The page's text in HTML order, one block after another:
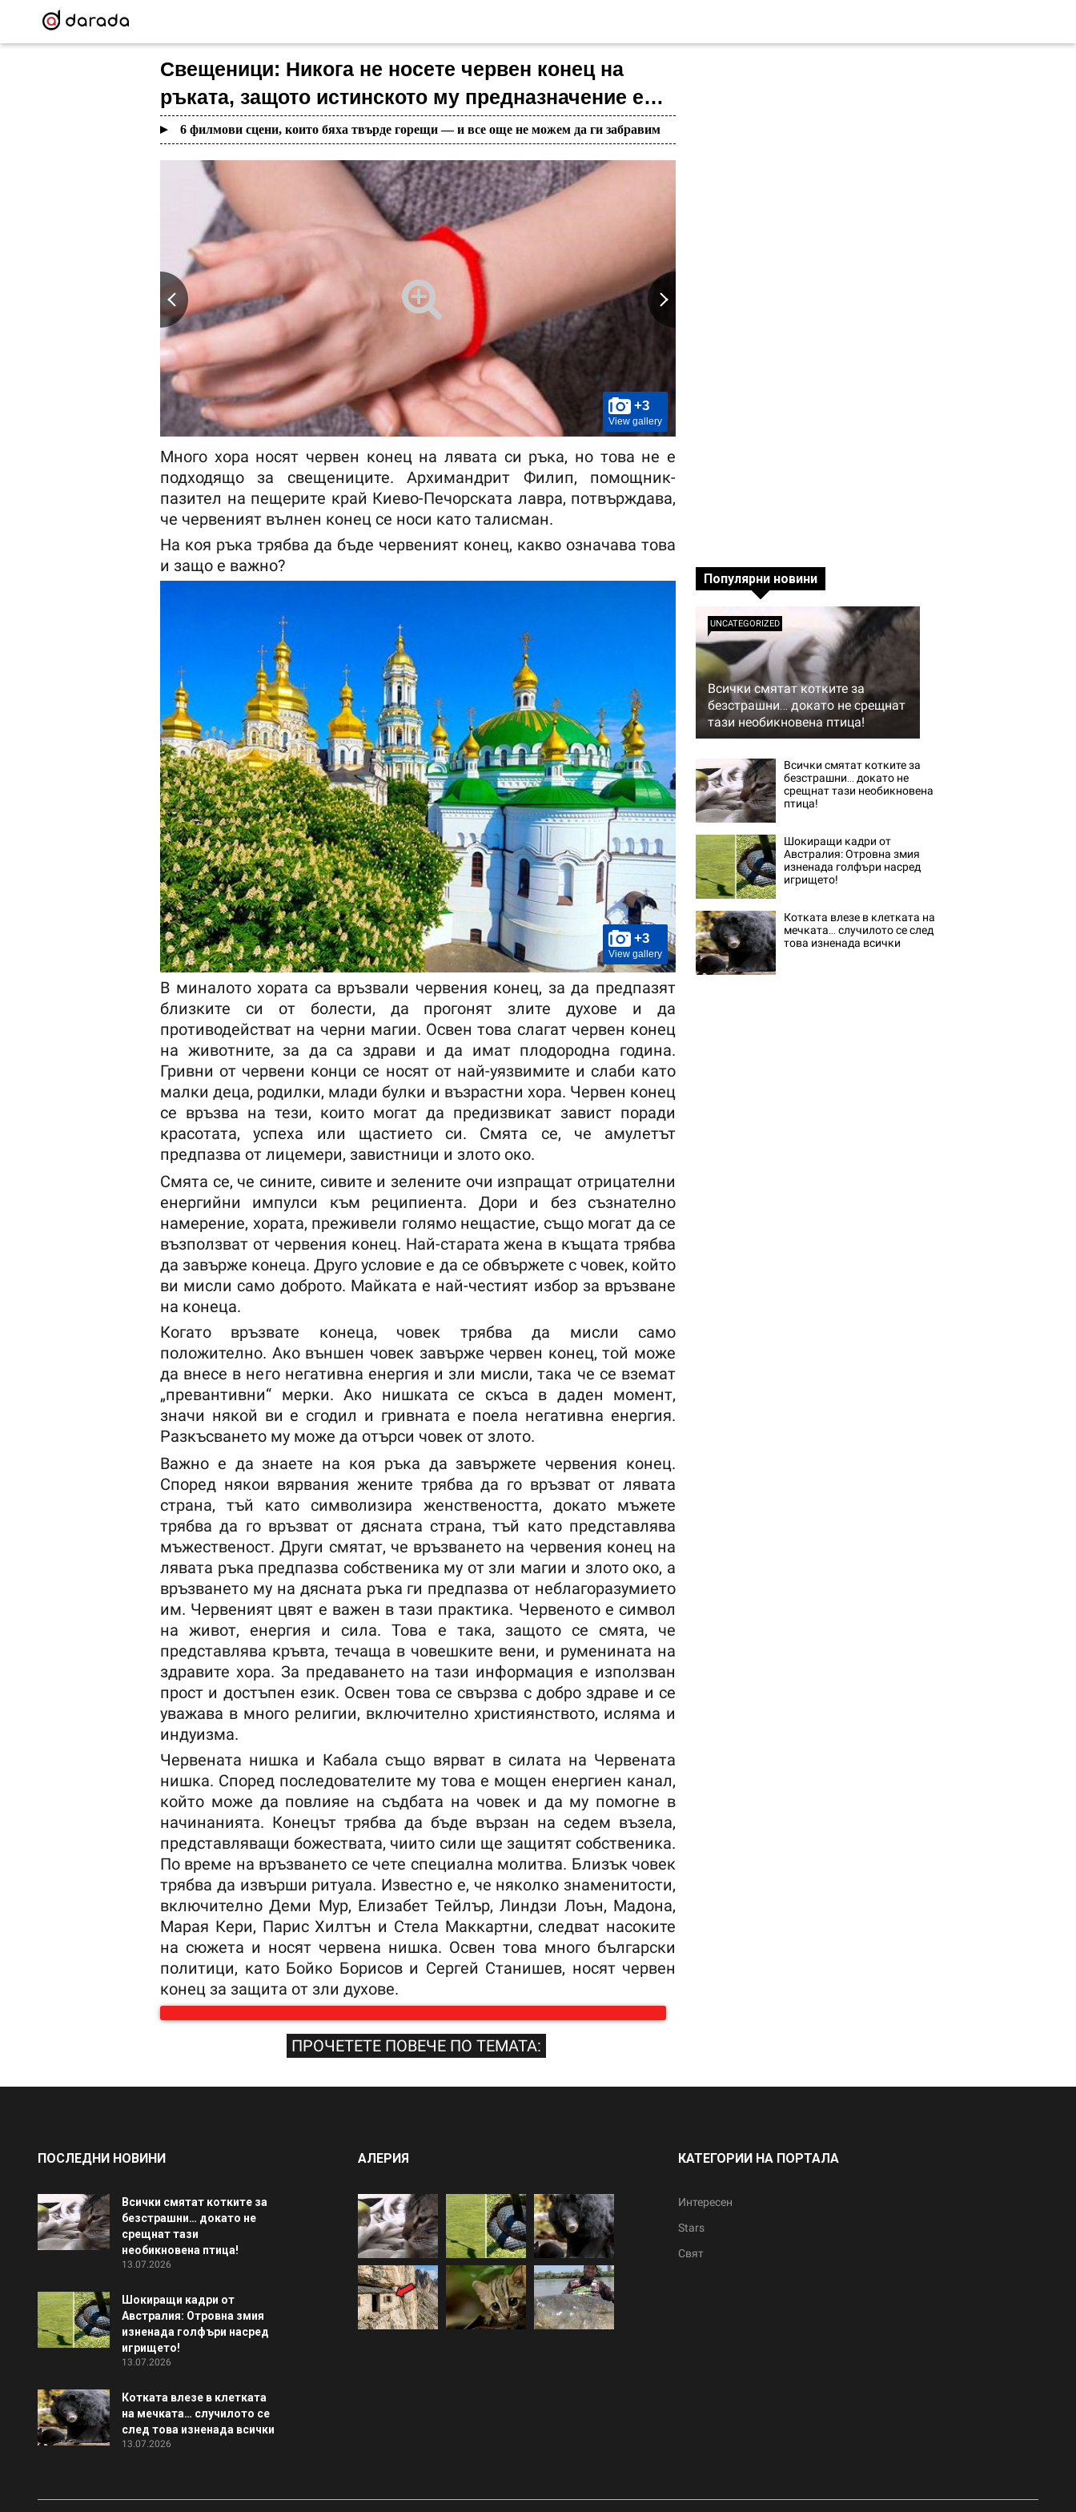
Свещеници: Никога не носете червен конец на
ръката, защото истинското му предназначение е…
6 филмови сцени, които бяха твърде горещи — и все още не можем да ги забравим
+3
View gallery
Много хора носят червен конец на лявата си ръка, но това не е
подходящо за свещениците. Архимандрит Филип, помощник-
пазител на пещерите край Киево-Печорската лавра, потвърждава,
че червеният вълнен конец се носи като талисман.
На коя ръка трябва да бъде червеният конец, какво означава това
и защо е важно?
+3
View gallery
В миналото хората са връзвали червения конец, за да предпазят
близките си от болести, да прогонят злите духове и да
противодействат на черни магии. Освен това слагат червен конец
на животните, за да са здрави и да имат плодородна година.
Гривни от червени конци се носят от най-уязвимите и слаби като
малки деца, родилки, млади булки и възрастни хора. Червен конец
се връзва на тези, които могат да предизвикат завист поради
красотата, успеха или щастието си. Смята се, че амулетът
предпазва от лицемери, завистници и злото око.
Смята се, че сините, сивите и зелените очи изпращат отрицателни
енергийни импулси към реципиента. Дори и без съзнателно
намерение, хората, преживели голямо нещастие, също могат да се
възползват от червения конец. Най-старата жена в къщата трябва
да завърже конеца. Друго условие е да се обвържете с човек, който
ви мисли само доброто. Майката е най-честият избор за връзване
на конеца.
Когато връзвате конеца, човек трябва да мисли само
положително. Ако външен човек завърже червен конец, той може
да внесе в него негативна енергия и зли мисли, така че се вземат
„превантивни“ мерки. Ако нишката се скъса в даден момент,
значи някой ви е сгодил и гривната е поела негативна енергия.
Разкъсването му може да отърси човек от злото.
Важно е да знаете на коя ръка да завържете червения конец.
Според някои вярвания жените трябва да го връзват от лявата
страна, тъй като символизира женствеността, докато мъжете
трябва да го връзват от дясната страна, тъй като представлява
мъжественост. Други смятат, че връзването на червения конец на
лявата ръка предпазва собственика му от зли магии и злото око, а
връзването му на дясната ръка ги предпазва от неблагоразумието
им. Червеният цвят е важен в тази практика. Червеното е символ
на живот, енергия и сила. Това е така, защото се смята, че
представлява кръвта, течаща в човешките вени, и руменината на
здравите хора. За предаването на тази информация е използван
прост и достъпен език. Освен това се свързва с добро здраве и се
уважава в много религии, включително християнството, исляма и
индуизма.
Червената нишка и Кабала също вярват в силата на Червената
нишка. Според последователите му това е мощен енергиен канал,
който може да повлияе на съдбата на човек и да му помогне в
начинанията. Конецът трябва да бъде вързан на седем възела,
представляващи божествата, чиито сили ще защитят собственика.
По време на връзването се чете специална молитва. Близък човек
трябва да извърши ритуала. Известно е, че няколко знаменитости,
включително Деми Мур, Елизабет Тейлър, Линдзи Лоън, Мадона,
Марая Кери, Парис Хилтън и Стела Маккартни, следват насоките
на сюжета и носят червена нишка. Освен това много български
политици, като Бойко Борисов и Сергей Станишев, носят червен
конец за защита от зли духове.
ПРОЧЕТЕТЕ ПОВЕЧЕ ПО ТЕМАТА:
Популярни новини
Всички смятат котките за
безстрашни… докато не срещнат
тази необикновена птица!
UNCATEGORIZED
Всички смятат котките за
безстрашни… докато не
срещнат тази необикновена
птица!
Шокиращи кадри от
Австралия: Отровна змия
изненада голфъри насред
игрището!
Котката влезе в клетката на
мечката… случилото се след
това изненада всички
ПОСЛЕДНИ НОВИНИ
Всички смятат котките за
безстрашни… докато не
срещнат тази
необикновена птица!
13.07.2026
Шокиращи кадри от
Австралия: Отровна змия
изненада голфъри насред
игрището!
13.07.2026
Котката влезе в клетката
на мечката… случилото се
след това изненада всички
13.07.2026
АЛЕРИЯ КАТЕГОРИИ НА ПОРТАЛА
Интересен
Stars
Свят